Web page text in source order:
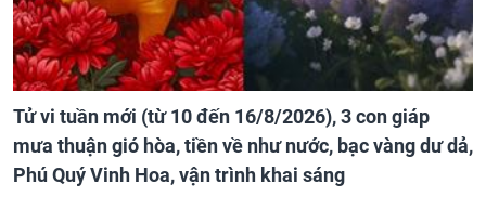
Tử vi tuần mới (từ 10 đến 16/8/2026), 3 con giáp
mưa thuận gió hòa, tiền về như nước, bạc vàng dư dả,
Phú Quý Vinh Hoa, vận trình khai sáng